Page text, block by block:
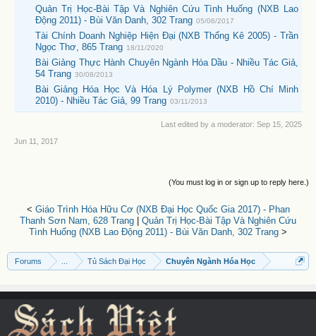
Quản Trị Học-Bài Tập Và Nghiên Cứu Tình Huống (NXB Lao
Động 2011) - Bùi Văn Danh, 302 Trang 05/06/2017
Tài Chính Doanh Nghiệp Hiện Đại (NXB Thống Kê 2005) - Trần
Ngọc Thơ, 865 Trang 18/11/2020
Bài Giảng Thực Hành Chuyên Ngành Hóa Dầu - Nhiều Tác Giả,
54 Trang 30/08/2013
Bài Giảng Hóa Học Và Hóa Lý Polymer (NXB Hồ Chí Minh
2010) - Nhiều Tác Giả, 99 Trang 03/11/2013
Last edited by a moderator: Sep 15, 2025
Jun 11, 2017
(You must log in or sign up to reply here.)
< Giáo Trình Hóa Hữu Cơ (NXB Đại Học Quốc Gia 2017) - Phan
Thanh Sơn Nam, 628 Trang
Quản Trị Học-Bài Tập Và Nghiên Cứu
Tình Huống (NXB Lao Động 2011) - Bùi Văn Danh, 302 Trang >
Forums Tủ Sách Đại Học Chuyên Ngành Hóa Học